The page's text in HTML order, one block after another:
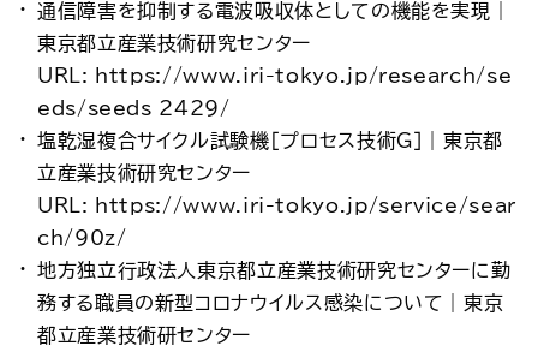
通信障害を抑制する電波吸収体としての機能を実現｜
東京都立産業技術研究センター
URL: https://www.iri-tokyo.jp/research/se
eds/seeds_2429/
塩乾湿複合サイクル試験機［プロセス技術G］｜東京都
立産業技術研究センター
URL: https://www.iri-tokyo.jp/service/sear
ch/90z/
地方独立行政法人東京都立産業技術研究センターに勤
務する職員の新型コロナウイルス感染について｜東京
都立産業技術研センター